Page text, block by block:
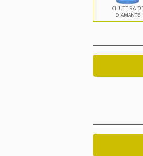
CHUTEIRA DE
DIAMANTE